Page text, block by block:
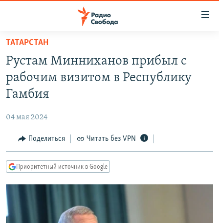
упрощенного
доступа
Вернуться
основному
Вернутся
Вернутся
поиску
ПОДКАСТЫ
АВТОРСКИЕ ПРОЕКТЫ
МНЕНИЯ
КУЛЬТУРА
КАВКАЗ.РЕАЛИИ
СИБИРЬ.РЕАЛИИ
ТАТАРСТАН
Рустам Минниханов прибыл с
рабочим визитом в Республику
Гамбия
04 мая 2024
Поделиться Читать без VPN
Приоритетный источник в Google